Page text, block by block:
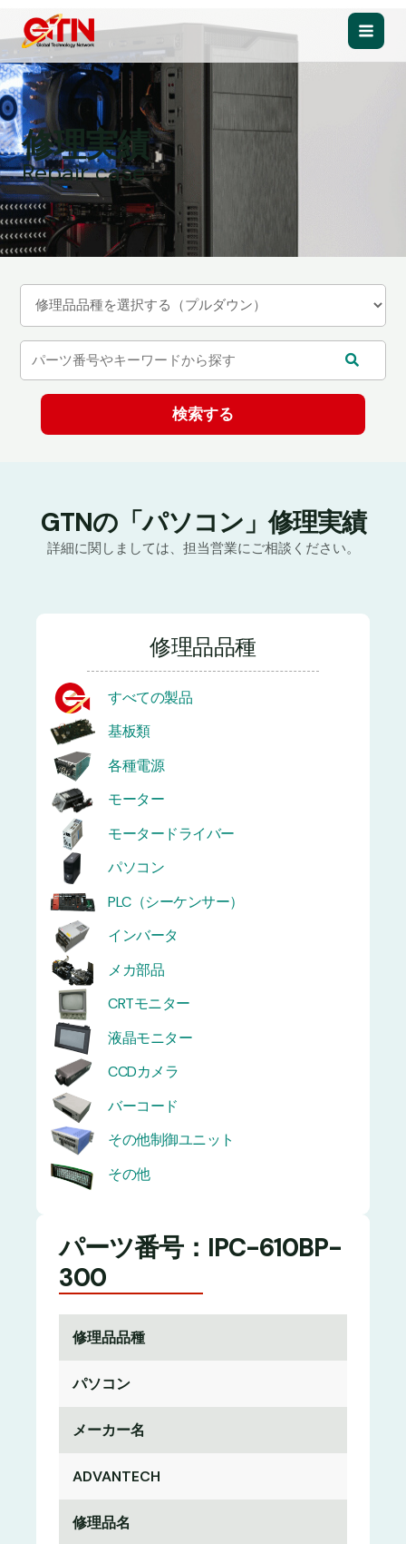
を
ス
キ
ッ
プ
Main
修理実績
Repair case
GTNの「パソコン」修理実績
詳細に関しましては、担当営業にご相談ください。
修理品品種
すべての製品
基板類
各種電源
モーター
モータードライバー
パソコン
PLC（シーケンサー）
インバータ
メカ部品
CRTモニター
液晶モニター
CCDカメラ
バーコード
その他制御ユニット
その他
パーツ番号：IPC-610BP-
300
修理品品種
パソコン
メーカー名
ADVANTECH
修理品名